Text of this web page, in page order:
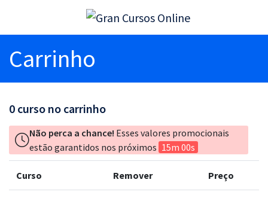
Carrinho
0 curso no carrinho
Não perca a chance! Esses valores promocionais
estão garantidos nos próximos 15m 00s
Curso Remover Preço